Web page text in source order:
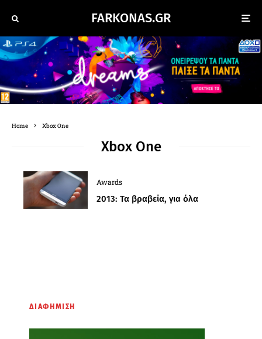
FARKONAS.GR
Home Xbox One
Xbox One
Awards
2013: Τα βραβεία, για όλα
ΔΙΑΦΗΜΙΣΗ